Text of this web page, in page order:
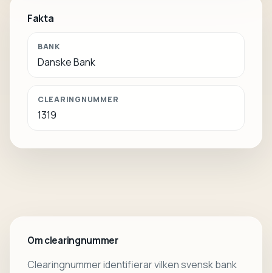
Fakta
BANK
Danske Bank
CLEARINGNUMMER
1319
Om clearingnummer
Clearingnummer identifierar vilken svensk bank